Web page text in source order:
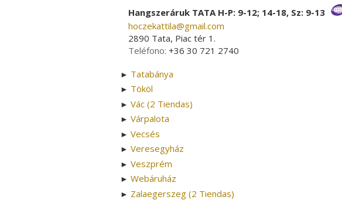
Hangszeráruk TATA H-P: 9-12; 14-18, Sz: 9-13
hoczekattila­@­gmail.com
2890 Tata, Piac tér 1.
Teléfono: +36 30 721 2740
► Tatabánya
► Tököl
► Vác (2 Tiendas)
► Várpalota
► Vecsés
► Veresegyház
► Veszprém
► Webáruház
► Zalaegerszeg (2 Tiendas)